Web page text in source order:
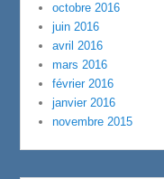
octobre 2016
juin 2016
avril 2016
mars 2016
février 2016
janvier 2016
novembre 2015